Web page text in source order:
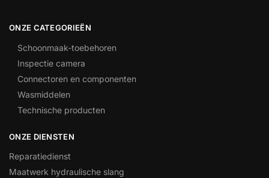
ONZE CATEGORIEËN
Schoonmaak-toebehoren
Inspectie camera
Connectoren en componenten
Wasmiddelen
Technische producten
ONZE DIENSTEN
Reparatiedienst
Maatwerk hydraulische slang